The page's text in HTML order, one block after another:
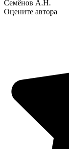
Семёнов А.Н.
Оцените автора